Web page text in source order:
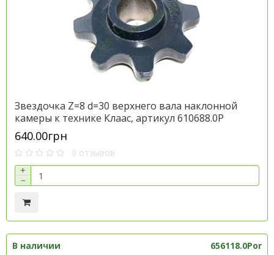
Звездочка Z=8 d=30 верхнего вала наклонной
камеры к технике Клаас, артикул 610688.0P
640.00грн
0 отзывов
+
−
В наличии 656118.0Por